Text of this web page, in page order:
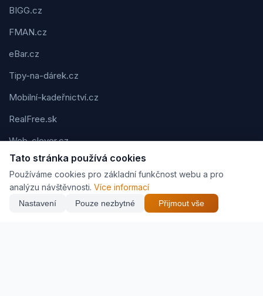
BIGG.cz
FMAN.cz
eBar.cz
Tipy-na-dárek.cz
Mobilní-kadeřnictví.cz
RealFree.sk
Web-clever.cz
Kvízov.cz
Karavaning.net
CVčko.eu
Tato stránka používá cookies
Používáme cookies pro základní funkčnost webu a pro
analýzu návštěvnosti. Více informací
Nastavení Pouze nezbytné Přijmout vše